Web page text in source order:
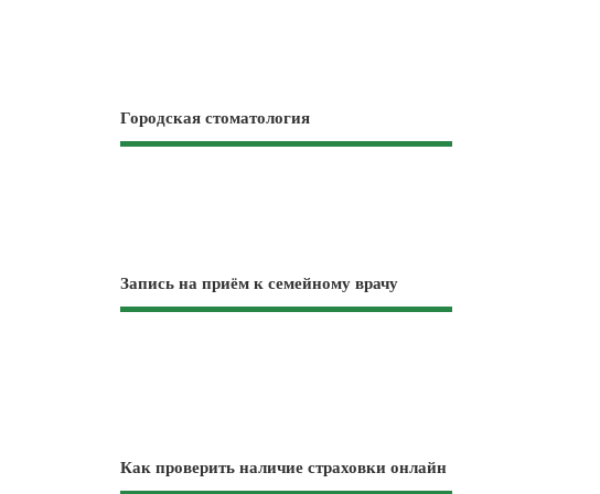
Городская стоматология
Запись на приём к семейному врачу
Как проверить наличие страховки онлайн